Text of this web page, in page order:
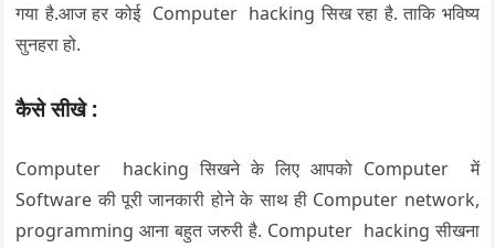
गया है.आज हर कोई Computer hacking सिख रहा है. ताकि भविष्य
सुनहरा हो.
कैसे सीखे :
Computer hacking सिखने के लिए आपको Computer में
Software की पूरी जानकारी होने के साथ ही Computer network,
programming आना बहुत जरुरी है. Computer hacking सीखना